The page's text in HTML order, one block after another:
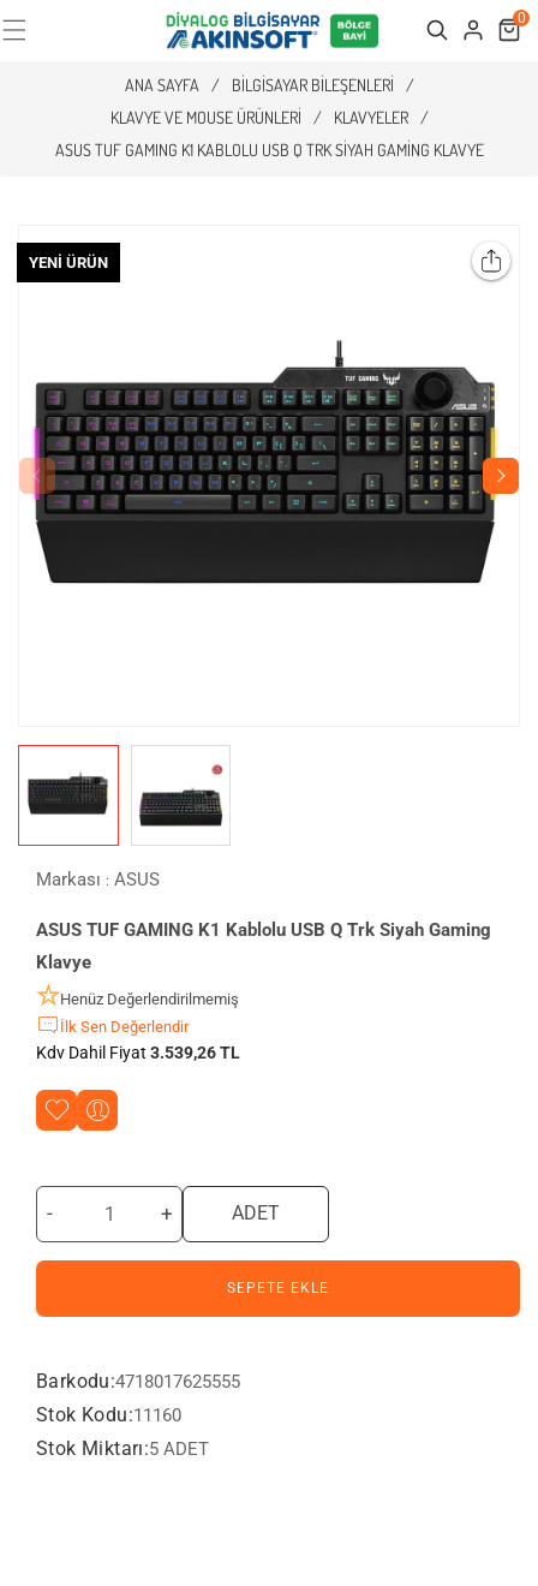
Search Cart
0
ANA SAYFA / BILGISAYAR BILEŞENLERI
/
KLAVYE VE MOUSE ÜRÜNLERI
/ KLAVYELER
/
ASUS TUF GAMING K1 KABLOLU USB Q TRK SIYAH GAMING KLAVYE
YENI ÜRÜN
Markası : ASUS
ASUS TUF GAMING K1 Kablolu USB Q Trk Siyah Gaming
Klavye
Henüz Değerlendirilmemiş
İlk Sen Değerlendir
Kdv Dahil Fiyat 3.539,26 TL
- + ADET
SEPETE EKLE
Barkodu:4718017625555
Stok Kodu:11160
Stok Miktarı:5 ADET